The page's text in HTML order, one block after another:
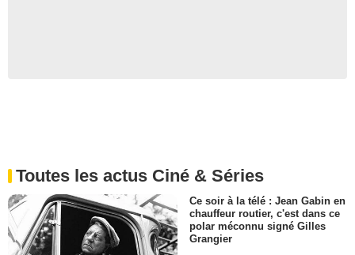
Toutes les actus Ciné & Séries
Ce soir à la télé : Jean Gabin en
chauffeur routier, c'est dans ce
polar méconnu signé Gilles
Grangier